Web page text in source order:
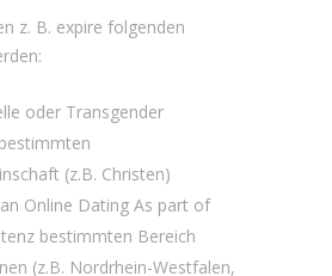
z. B. expire folgenden
oder Transgender
(z.B. Christen)
Online Dating As part of
bestimmten Bereich
(z.B. Nordrhein-Westfalen,